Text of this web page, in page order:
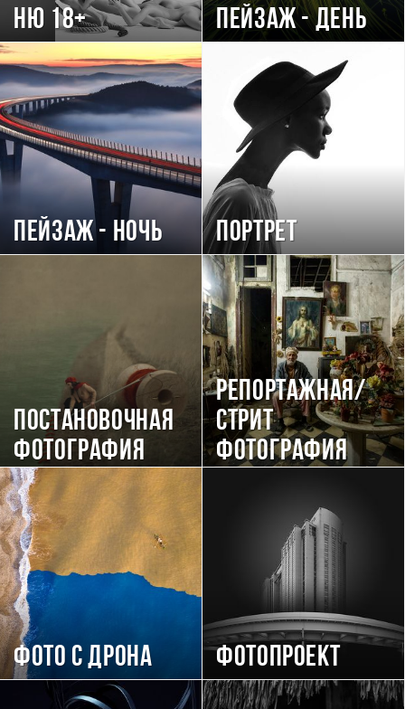
Ню 18+ Пейзаж - день
Пейзаж - ночь Портрет
Постановочная
фотография
Репортажная/
Стрит
фотография
Фото с дрона Фотопроект